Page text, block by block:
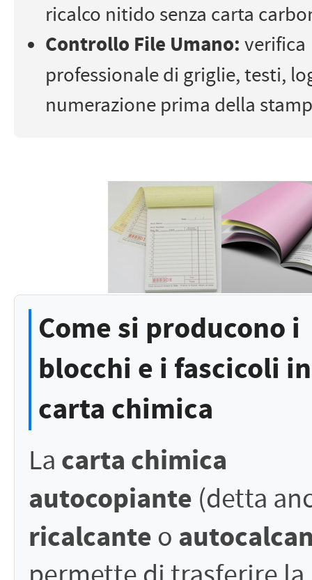
ricalco nitido senza carta
Controllo File Umano: verifica
professionale di griglie, testi,
numerazione prima della
Come si producono i
blocchi e i fascicoli in
carta chimica
La carta chimica
autocopiante (detta
ricalcanteo